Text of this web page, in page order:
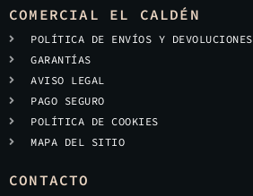
COMERCIAL EL CALDÉN
POLÍTICA DE ENVÍOS Y DEVOLUCIONES
GARANTÍAS
AVISO LEGAL
PAGO SEGURO
POLÍTICA DE COOKIES
MAPA DEL SITIO
CONTACTO